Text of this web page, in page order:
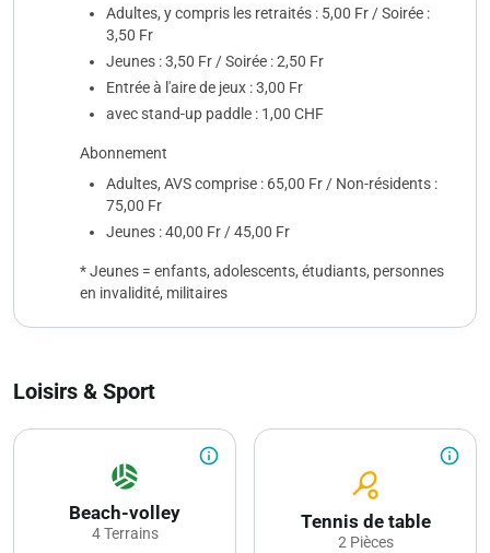
Adultes, y compris les retraités : 5,00 Fr / Soirée :
3,50 Fr
Jeunes : 3,50 Fr / Soirée : 2,50 Fr
Entrée à l'aire de jeux : 3,00 Fr
avec stand-up paddle : 1,00 CHF
Abonnement
Adultes, AVS comprise : 65,00 Fr / Non-résidents :
75,00 Fr
Jeunes : 40,00 Fr / 45,00 Fr
* Jeunes = enfants, adolescents, étudiants, personnes
en invalidité, militaires
Loisirs & Sport
info_outline
sports_volleyball
Beach-volley
4 Terrains
info_outline
sports_tennis
Tennis de table
2 Pièces